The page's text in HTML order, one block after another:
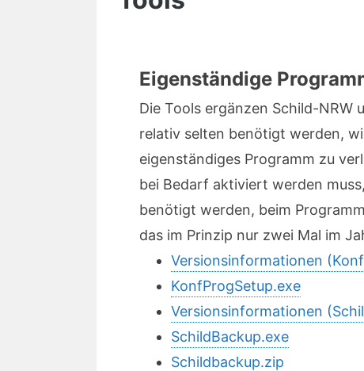
Eigenständige
Die Tools ergänzen Schild-NRW
relativ selten benötigt werden,
eigenständiges Programm zu
bei Bedarf aktiviert werden
benötigt werden, beim
das im Prinzip nur zwei Mal im
Versionsinformationen
KonfProgSetup.exe
Versionsinformationen
SchildBackup.exe
Schildbackup.zip